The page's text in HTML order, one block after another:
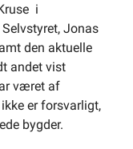
i
Jonas
den aktuelle
andet vist
været af
er forsvarligt,
bygder.